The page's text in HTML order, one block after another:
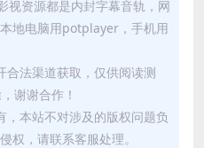
视资源都是内封字幕音轨，网
地电脑用potplayer，手机用
合法渠道获取，仅供阅读测
谢谢合作！
本站不对涉及的版权问题负
权，请联系客服处理。